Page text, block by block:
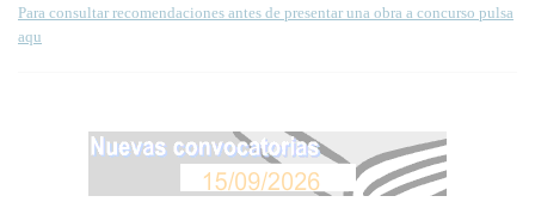
Para consultar recomendaciones antes de presentar una obra a concurso pulsa
aqu